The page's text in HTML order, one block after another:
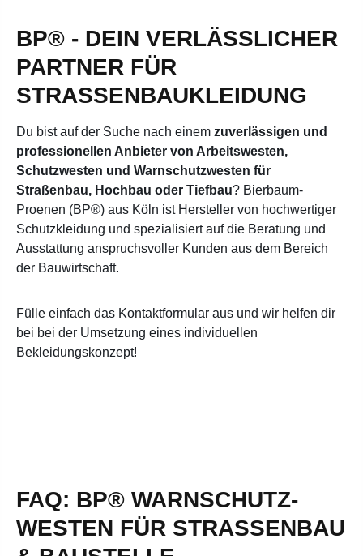
BP® - DEIN VERLÄSSLICHER
PARTNER FÜR
STRASSENBAUKLEIDUNG
Du bist auf der Suche nach einem zuverlässigen und
professionellen Anbieter von Arbeitswesten,
Schutzwesten und Warnschutzwesten für
Straßenbau, Hochbau oder Tiefbau? Bierbaum-
Proenen (BP®) aus Köln ist Hersteller von hochwertiger
Schutzkleidung und spezialisiert auf die Beratung und
Ausstattung anspruchsvoller Kunden aus dem Bereich
der Bauwirtschaft.
Fülle einfach das Kontaktformular aus und wir helfen dir
bei bei der Umsetzung eines individuellen
Bekleidungskonzept!
FAQ: BP® WARNSCHUTZ-
WESTEN FÜR STRASSENBAU &